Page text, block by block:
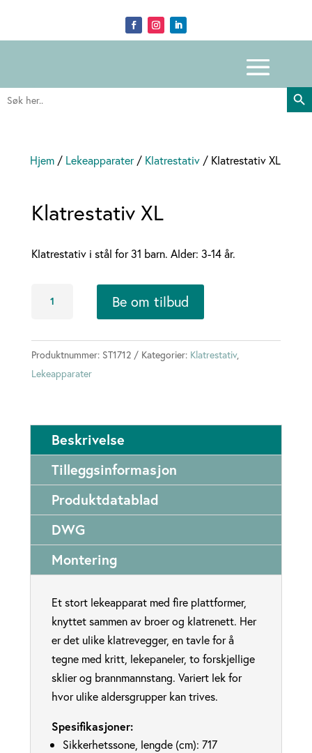
Search
for:
Search
Hjem/ Lekeapparater/ Klatrestativ/ Klatrestativ XL
Klatrestativ XL
Klatrestativ i stål for 31 barn. Alder: 3-14 år.
Be om tilbud
Produktnummer: ST1712 Kategorier: Klatrestativ,
Lekeapparater
Beskrivelse
Tilleggsinformasjon
Produktdatablad
DWG
Montering
Et stort lekeapparat med fire plattformer,
knyttet sammen av broer og klatrenett. Her
er det ulike klatrevegger, en tavle for å
tegne med kritt, lekepaneler, to forskjellige
sklier og brannmannstang. Variert lek for
hvor ulike aldersgrupper kan trives.
Spesifikasjoner:
Sikkerhetssone, lengde (cm): 717